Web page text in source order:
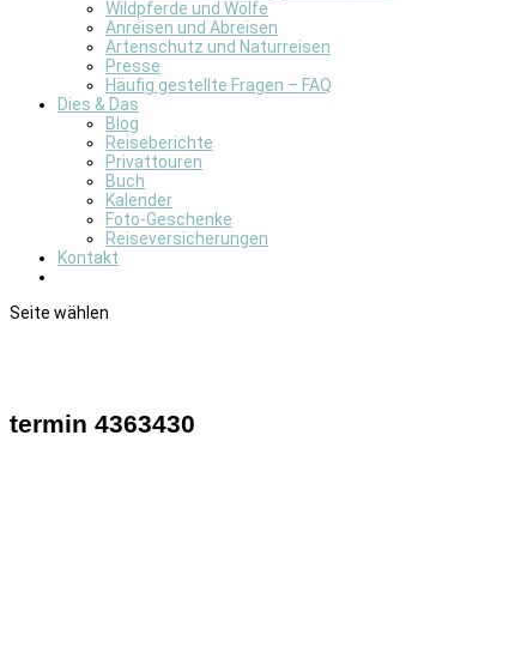
Wildpferde und Wölfe
Anreisen und Abreisen
Artenschutz und Naturreisen
Presse
Häufig gestellte Fragen – FAQ
Dies & Das
Blog
Reiseberichte
Privattouren
Buch
Kalender
Foto-Geschenke
Reiseversicherungen
Kontakt
Seite wählen
termin 4363430